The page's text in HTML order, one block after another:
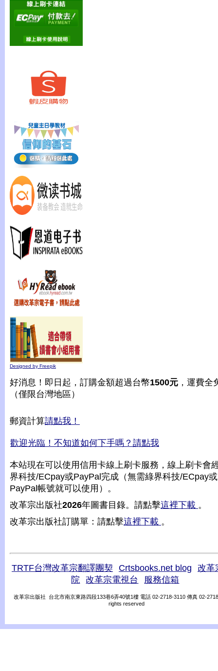
Designed by Freepik
好消息！即日起，訂購金額超過台幣1500元 ，運費全
（僅限台灣地區）
郵資計算請點我！
歡迎光臨！不知道如何下手嗎？請點我
本站現在可以使用信用卡線上刷卡服務，線上刷卡會
界科技/ECpay或PayPal完成（無需綠界科技/ECpay或
PayPal帳號就可以使用）。
改革宗出版社2026年圖書目錄。請點擊這裡下載 。
改革宗出版社訂購單：請點擊這裡下載 。
TRTF台灣改革宗翻譯團契 Crtsbooks.net blog
改革
院
改革宗電視台 服務信箱
改革宗出版社 台北市南京東路四段133巷6弄40號1樓 電話 02-2718-3110 傳真 02-
rights reserved